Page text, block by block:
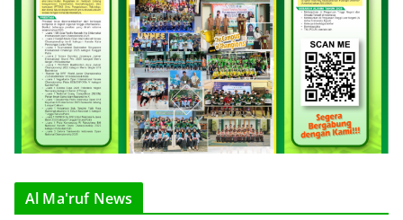
Al Ma'ruf News